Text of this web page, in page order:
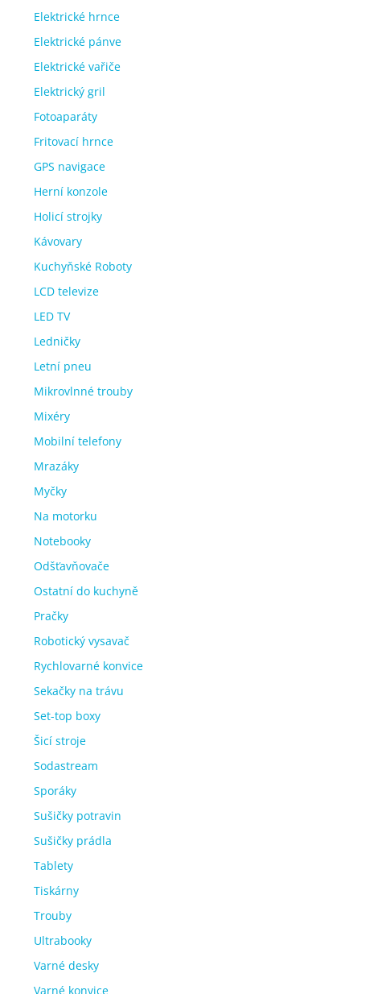
Elektrické hrnce
Elektrické pánve
Elektrické vařiče
Elektrický gril
Fotoaparáty
Fritovací hrnce
GPS navigace
Herní konzole
Holicí strojky
Kávovary
Kuchyňské Roboty
LCD televize
LED TV
Ledničky
Letní pneu
Mikrovlnné trouby
Mixéry
Mobilní telefony
Mrazáky
Myčky
Na motorku
Notebooky
Odšťavňovače
Ostatní do kuchyně
Pračky
Robotický vysavač
Rychlovarné konvice
Sekačky na trávu
Set-top boxy
Šicí stroje
Sodastream
Sporáky
Sušičky potravin
Sušičky prádla
Tablety
Tiskárny
Trouby
Ultrabooky
Varné desky
Varné konvice